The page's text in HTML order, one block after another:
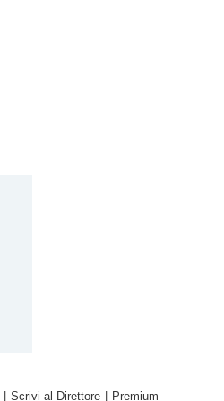
| Scrivi al Direttore | Premium